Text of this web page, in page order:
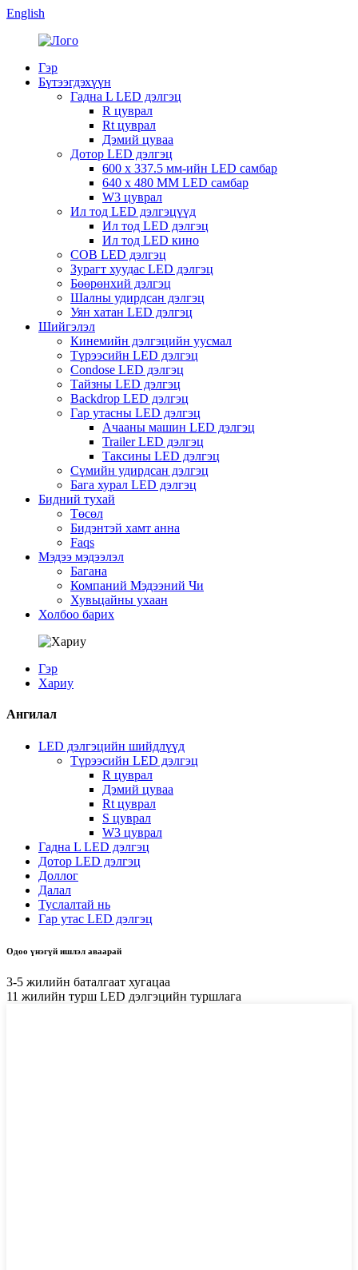
English
Гэр
Бүтээгдэхүүн
Гадна L LED дэлгэц
R цуврал
Rt цуврал
Дэмий цуваа
Дотор LED дэлгэц
600 x 337.5 мм-ийн LED самбар
640 x 480 MM LED самбар
W3 цуврал
Ил тод LED дэлгэцүүд
Ил тод LED дэлгэц
Ил тод LED кино
COB LED дэлгэц
Зурагт хуудас LED дэлгэц
Бөөрөнхий дэлгэц
Шалны удирдсан дэлгэц
Уян хатан LED дэлгэц
Шийгэлэл
Кинемийн дэлгэцийн уусмал
Түрээсийн LED дэлгэц
Condose LED дэлгэц
Тайзны LED дэлгэц
Backdrop LED дэлгэц
Гар утасны LED дэлгэц
Ачааны машин LED дэлгэц
Trailer LED дэлгэц
Таксины LED дэлгэц
Сүмийн удирдсан дэлгэц
Бага хурал LED дэлгэц
Бидний тухай
Төсөл
Бидэнтэй хамт анна
Faqs
Мэдээ мэдээлэл
Багана
Компаний Мэдээний Чи
Хувьцайны ухаан
Холбоо барих
Гэр
Хариу
Ангилал
LED дэлгэцийн шийдлүүд
Түрээсийн LED дэлгэц
R цуврал
Дэмий цуваа
Rt цуврал
S цуврал
W3 цуврал
Гадна L LED дэлгэц
Дотор LED дэлгэц
Доллог
Далал
Туслалтай нь
Гар утас LED дэлгэц
Одоо үнэгүй ишлэл аваарай
3-5 жилийн баталгаат хугацаа
11 жилийн турш LED дэлгэцийн туршлага